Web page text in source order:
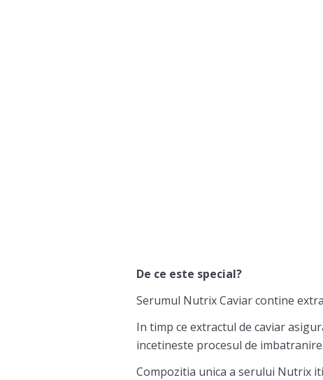
De ce este special?
Serumul Nutrix Caviar contine
In timp ce extractul de caviar
incetineste procesul de imbatranire.
Compozitia unica a serului Nutrix